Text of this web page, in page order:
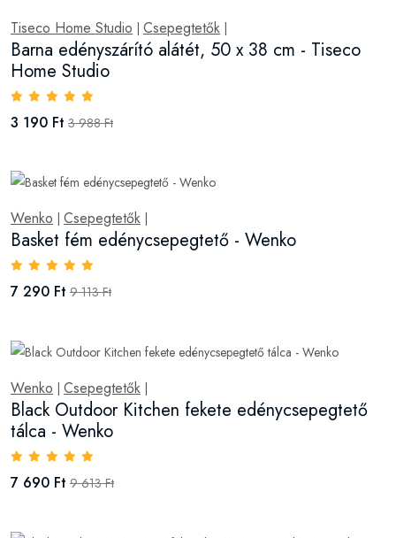
Tiseco Home Studio | Csepegtetők |
Barna edényszárító alátét, 50 x 38 cm - Tiseco
Home Studio
3 190 Ft 3 988 Ft
Wenko Csepegtetők
Basket fém edénycsepegtető - Wenko
7 290 Ft 9 113 Ft
Wenko Csepegtetők
Black Outdoor Kitchen fekete edénycsepegtető
tálca - Wenko
7 690 Ft 9 613 Ft